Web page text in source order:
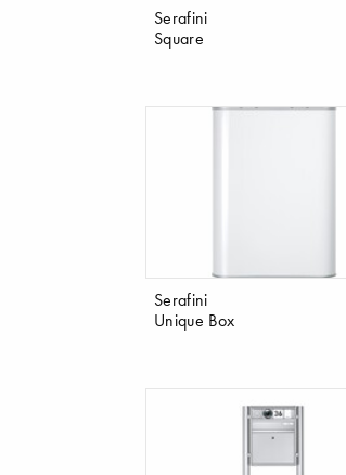
Serafini
Square
Serafini
Unique Box